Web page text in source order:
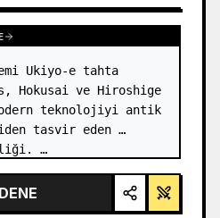
Ukiyo-e tahta
Hokusai ve Hiroshige
teknolojiyi antik
tasvir eden
…